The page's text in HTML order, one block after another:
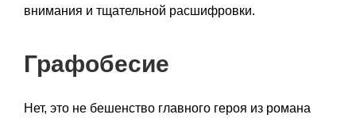
внимания и тщательной расшифровки.
Графобесие
Нет, это не бешенство главного героя из романа